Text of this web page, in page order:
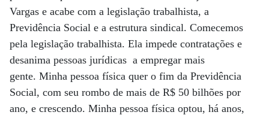
Vargas e acabe com a legislação trabalhista, a
Previdência Social e a estrutura sindical. Comecemos
pela legislação trabalhista. Ela impede contratações e
desanima pessoas jurídicas a empregar mais
gente. Minha pessoa física quer o fim da Previdência
Social, com seu rombo de mais de R$ 50 bilhões por
ano, e crescendo. Minha pessoa física optou, há anos,